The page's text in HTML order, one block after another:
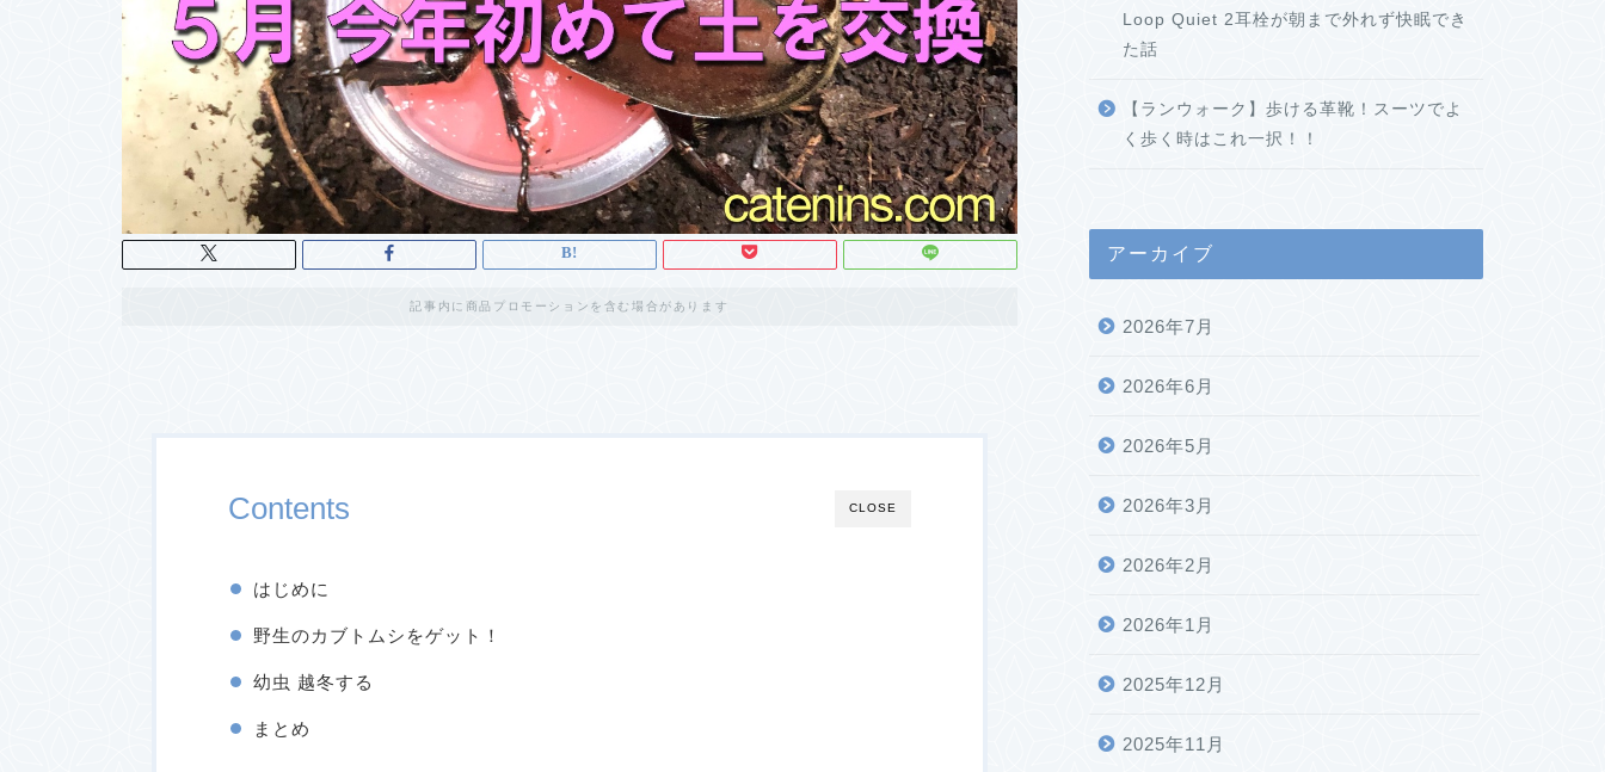
記事内に商品プロモーションを含む場合があります
CLOSE
Contents
はじめに
野生のカブトムシをゲット！
幼虫 越冬する
まとめ
Loop Quiet 2耳栓が朝まで外れず快眠でき
た話
【ランウォーク】歩ける革靴！スーツでよ
く歩く時はこれ一択！！
アーカイブ
2026年7月
2026年6月
2026年5月
2026年3月
2026年2月
2026年1月
2025年12月
2025年11月